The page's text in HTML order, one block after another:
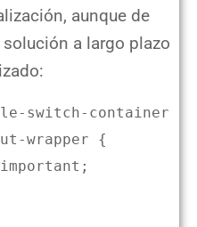
aunque de
a largo plazo
switch-container
wrapper {